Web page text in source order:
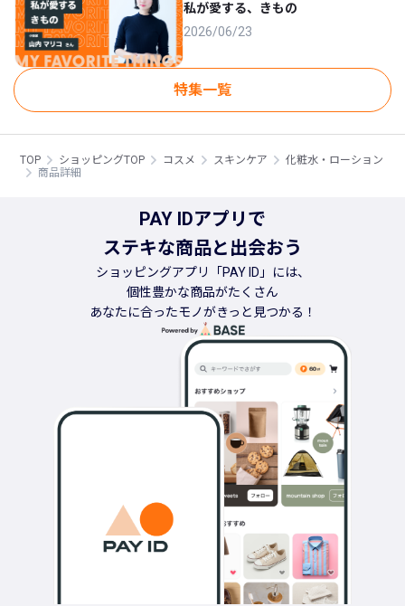
私が愛する、きもの
2026/06/23
特集一覧
TOP ショッピングTOP コスメ スキンケア
化粧水・ローション
商品詳細
PAY IDアプリで
ステキな商品と出会おう
ショッピングアプリ「PAY ID」には、
個性豊かな商品がたくさん
あなたに合ったモノがきっと見つかる！